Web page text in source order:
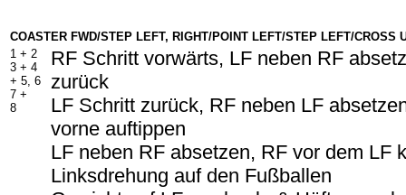
COASTER FWD/STEP LEFT, RIGHT/POINT LEFT/STEP LEFT/CROSS
1 + 2
3 + 4
+ 5, 6
7 +
8
RF Schritt vorwärts, LF neben RF
zurück
LF Schritt zurück, RF neben LF
vorne auftippen
LF neben RF absetzen, RF vor dem LF
Linksdrehung auf den Fußballen